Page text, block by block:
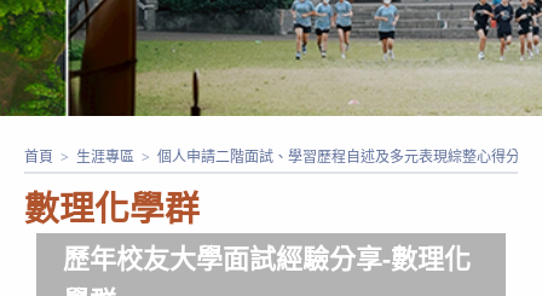
數理化學群
首頁 > 生涯專區 > 個人申請二階面試、學習歷程自述及多元表現綜整心得分享
歷年校友大學面試經驗分享-數理化